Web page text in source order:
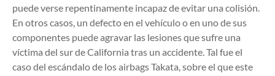
puede verse repentinamente incapaz de evitar una colisión.
En otros casos, un defecto en el vehículo o en uno de sus
componentes puede agravar las lesiones que sufre una
víctima del sur de California tras un accidente. Tal fue el
caso del escándalo de los airbags Takata, sobre el que este